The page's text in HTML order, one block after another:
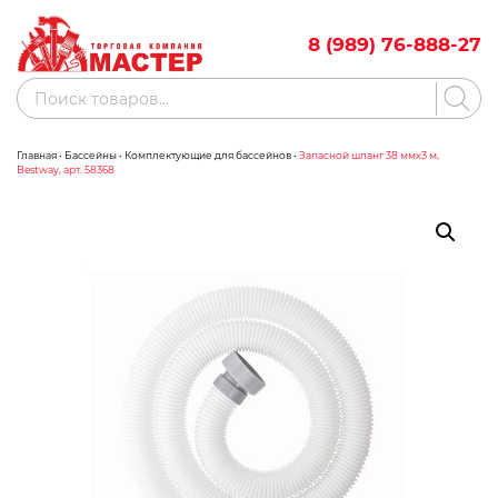
content
8 (989) 76-888-27
Акции Бренды
Измерительное оборудование
Инструмент ручной
Клининговое оборудование
Компрессорное оборудование
Поиск
товаров
Главная• Бассейны• Комплектующие для бассейнов• Запасной шланг 38 ммх3 м,
Bestway, арт. 58368